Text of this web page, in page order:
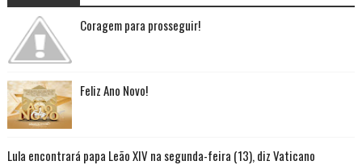
Coragem para prosseguir!
Feliz Ano Novo!
Lula encontrará papa Leão XIV na segunda-feira (13), diz Vaticano